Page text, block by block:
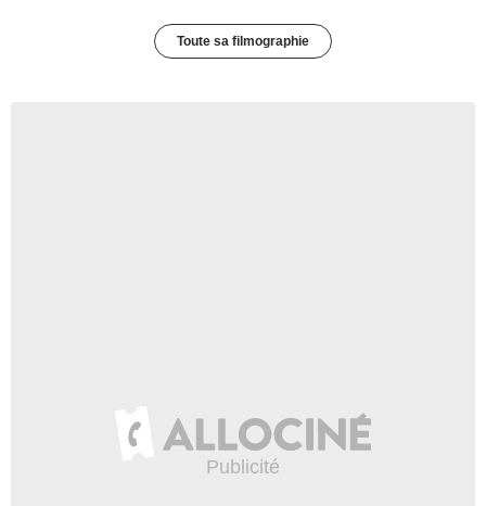
Toute sa filmographie